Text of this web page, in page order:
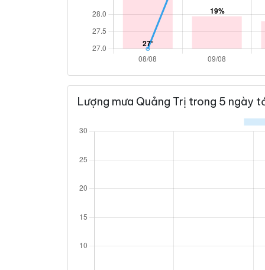
Lượng mưa Quảng Trị trong 5 ngày